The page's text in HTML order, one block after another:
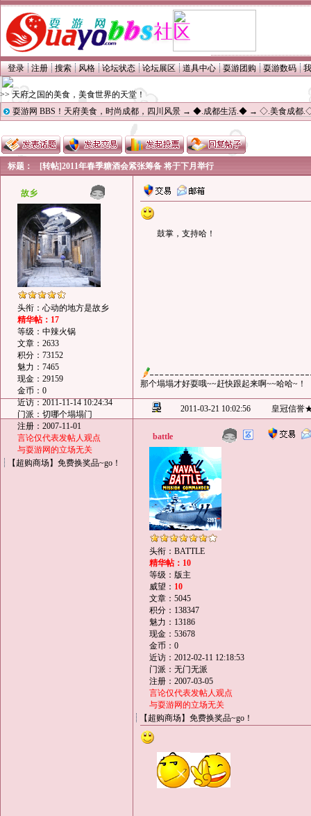
登录 注册 搜索 风格 论坛状态 论坛展区 道具中心 耍游团购 耍游数码
>> 天府之国的美食，美食世界的天堂！
耍游网 BBS！天府美食，时尚成都，四川风景 → ◆.成都生活.◆ → ◇.美食成都
标题： [转帖]2011年春季糖酒会紧张筹备 将于下月举行
故乡
头衔：心动的地方是故乡
精华帖：17
等级：中辣火锅
文章：2633
积分：73152
魅力：7465
现金：29159
金币：0
近访：2011-11-14 10:24:34
门派：切哪个塌塌门
注册：2007-11-01
言论仅代表发帖人观点
与耍游网的立场无关
【超购商场】免费换奖品~go！
鼓掌，支持哈！
那个塌塌才好耍哦~~赶快跟起来啊~~哈哈~！
2011-03-21 10:02:56 皇冠信誉
battle
头衔：BATTLE
精华帖：10
等级：版主
威望： 10
文章：5045
积分：138347
魅力：13186
现金：53678
金币：0
近访：2012-02-11 12:18:53
门派：无门无派
注册：2007-03-05
言论仅代表发帖人观点
与耍游网的立场无关
【超购商场】免费换奖品~go！